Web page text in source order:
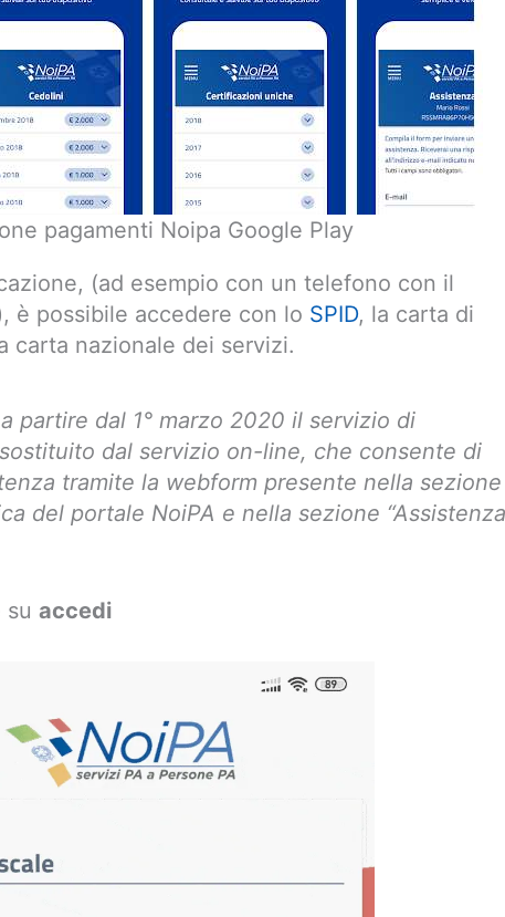
pagamenti Noipa Google Play
(ad esempio con un telefono con il
è possibile accedere con lo SPID, la carta di
carta nazionale dei servizi.
a partire dal 1° marzo 2020 il servizio di
dal servizio on-line, che consente di
tramite la webform presente nella sezione
del portale NoiPA e nella sezione
su accedi